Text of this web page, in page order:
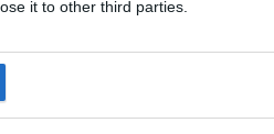
it to other third parties.
Până la audierea lui
din dosare
şi sunt